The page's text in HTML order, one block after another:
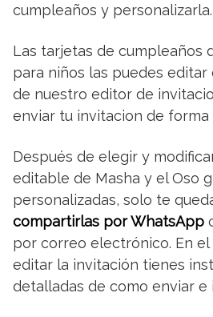
cumpleaños y personalizarla.
Las tarjetas de cumpleaños
para niños las puedes editar
de nuestro editor de
enviar tu invitacion de forma
Después de elegir y
editable de Masha y el Oso
personalizadas, solo te
compartirlas por WhatsApp
por correo electrónico. En
editar la invitación tienes
detalladas de como enviar e